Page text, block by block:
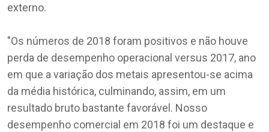
externo.
"Os números de 2018 foram positivos e não houve
perda de desempenho operacional versus 2017, ano
em que a variação dos metais apresentou-se acima
da média histórica, culminando, assim, em um
resultado bruto bastante favorável. Nosso
desempenho comercial em 2018 foi um destaque e